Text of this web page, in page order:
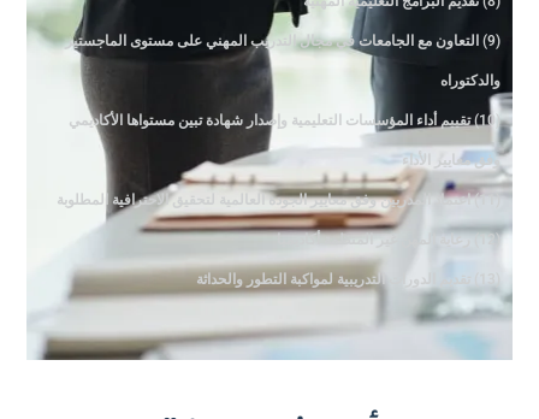
(9) التعاون مع الجامعات في مجال التدريب المهني على مستوى الماجستير
والدكتوراه
(10) تقييم أداء المؤسسات التعليمية وإصدار شهادة تبين مستواها الأكاديمي
وفق معايير الأداء
(12) رعاية المهن غير المنظمة أكاديميا